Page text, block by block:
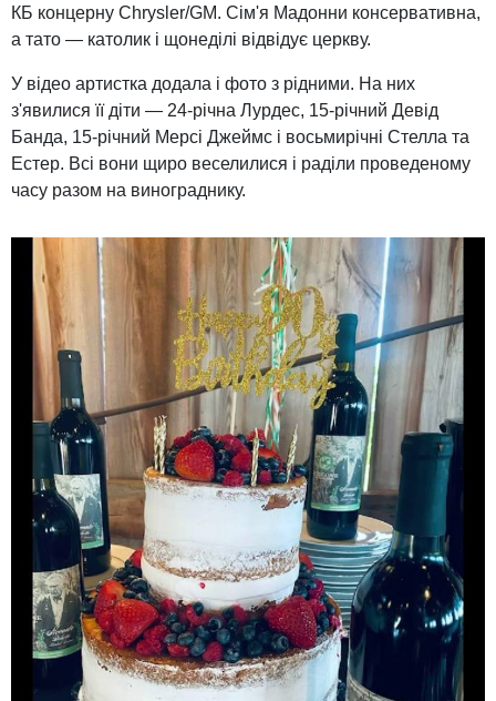
КБ концерну Chrysler/GM. Сім'я Мадонни консервативна,
а тато — католик і щонеділі відвідує церкву.
У відео артистка додала і фото з рідними. На них
з'явилися її діти — 24-річна Лурдес, 15-річний Девід
Банда, 15-річний Мерсі Джеймс і восьмирічні Стелла та
Естер. Всі вони щиро веселилися і раділи проведеному
часу разом на винограднику.